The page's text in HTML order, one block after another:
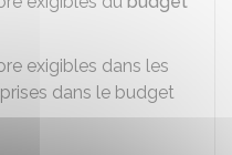
exigibles dans les
dans le budget